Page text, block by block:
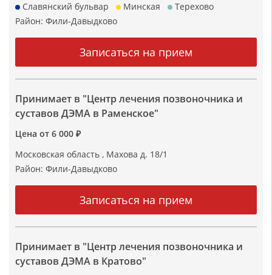
Славянский бульвар
Минская
Терехово
Район: Фили-Давыдково
Принимает в "Центр лечения позвоночника и
суставов ДЭМА в Раменское"
Цена от 6 000 ₽
Московская область , Махова д. 18/1
Район: Фили-Давыдково
Принимает в "Центр лечения позвоночника и
суставов ДЭМА в Кратово"